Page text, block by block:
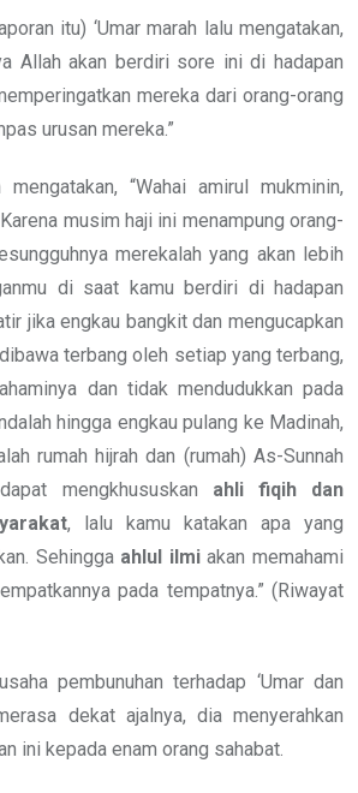
itu) ‘Umar marah lalu mengatakan,
Allah akan berdiri sore ini di hadapan
mereka dari orang-orang
urusan mereka.”
mengatakan, “Wahai amirul mukminin,
musim haji ini menampung orang-
merekalah yang akan lebih
di saat kamu berdiri di hadapan
jika engkau bangkit dan mengucapkan
terbang oleh setiap yang terbang,
dan tidak mendudukkan pada
hingga engkau pulang ke Madinah,
rumah hijrah dan (rumah) As-Sunnah
mengkhususkan ahli fiqih dan
, lalu kamu katakan apa yang
Sehingga ahlul ilmiakan memahami
pada tempatnya.” (Riwayat
pembunuhan terhadap ‘Umar dan
dekat ajalnya, dia menyerahkan
ini kepada enam orang sahabat.